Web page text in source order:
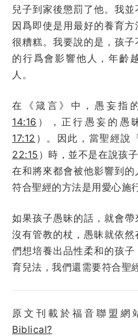
兒子到家後懲罰了他。我並
因爲即使是用最好的養育
很糟糕。我要說的是，孩
的行爲會影響他人，年齡
人。
在《箴言》中，愚妄指
14:16 ），正行愚妄的愚
17:12 ）。因此，當聖經說
22:15 ）時，並不是在說孩
在和將來都會被他影響到的
符合聖經的方法是用愛心施
如果孩子愚昧的話，就會
沒有管教的杖，愚昧就依
們想培養出品性柔和的孩
育兒法，我們還需要符合聖
原文刊載於福音聯盟網
Biblical?